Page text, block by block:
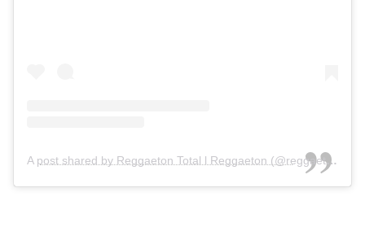
A post shared by Reggaeton Total l Reggaeton (@reggaetontotal)